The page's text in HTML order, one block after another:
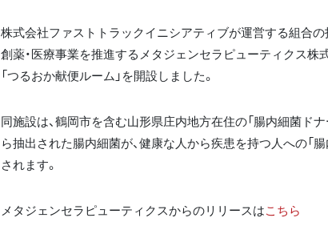
株式会社ファストトラックイニシアティブが運営する組合
創薬・医療事業を推進するメタジェンセラピューティクス株
「つるおか献便ルーム」を開設しました。
同施設は、鶴岡市を含む山形県庄内地方在住の「腸内細菌ド
ら抽出された腸内細菌が、健康な人から疾患を持つ人への「
されます。
メタジェンセラピューティクスからのリリースはこちら